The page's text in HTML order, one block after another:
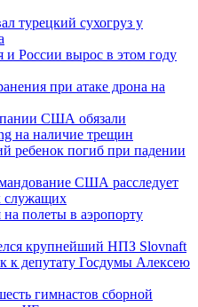
турецкий сухогруз у
и России вырос в этом году
при атаке дрона на
США обязали
на наличие трещин
ребенок погиб при падении
США расследует
служащих
полеты в аэропорту
крупнейший НПЗ Slovnaft
к депутату Госдумы Алексею
гимнастов сборной